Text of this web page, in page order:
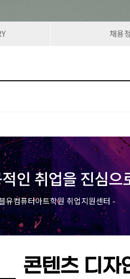
채용
인 취업을 진심으
유컴퓨터아트학원 취업지원센터 -
콘텐츠 디자